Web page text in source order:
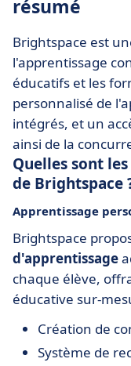
résumé
Brightspace est
l'apprentissage
éducatifs et les
personnalisé de
intégrés, et un
ainsi de la
Quelles sont
de Brightspace
Apprentissage
Brightspace
d'apprentissage
chaque élève,
éducative sur-
Création de
Système de